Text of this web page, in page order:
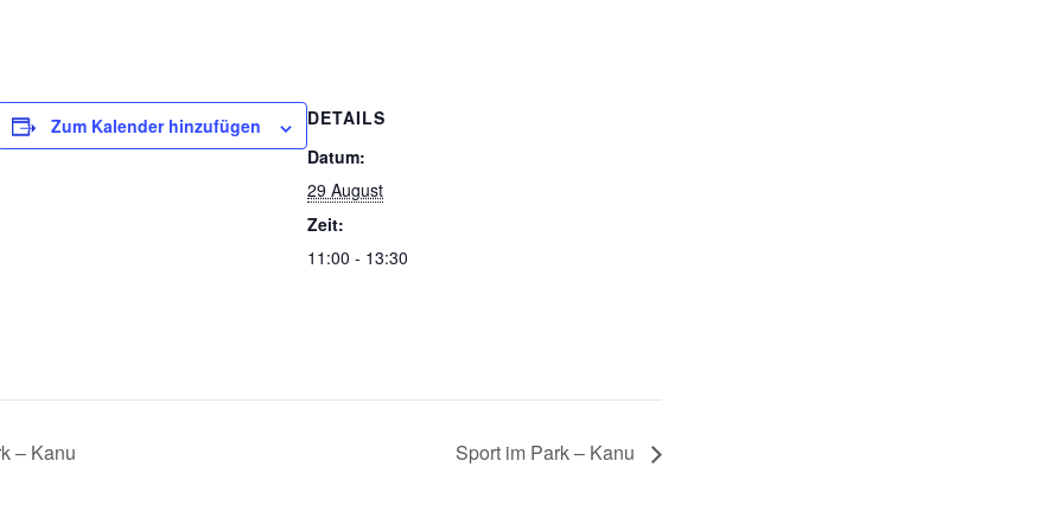
Zum Kalender hinzufügen
DETAILS
Datum:
29 August
Zeit:
11:00 - 13:30
– Kanu Sport im Park – Kanu